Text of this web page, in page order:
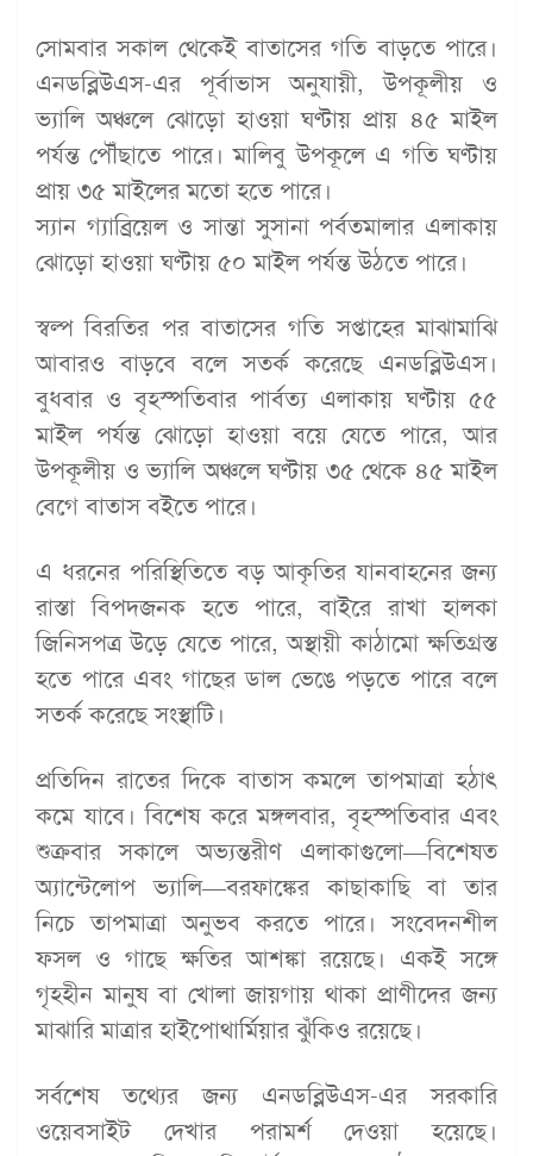
সোমবার সকাল থেকেই বাতাসের গতি বাড়তে পারে।
এনডব্লিউএস-এর পূর্বাভাস অনুযায়ী, উপকূলীয় ও
ভ্যালি অঞ্চলে ঝোড়ো হাওয়া ঘণ্টায় প্রায় ৪৫ মাইল
পর্যন্ত পৌঁছাতে পারে। মালিবু উপকূলে এ গতি ঘণ্টায়
প্রায় ৩৫ মাইলের মতো হতে পারে।
স্যান গ্যাব্রিয়েল ও সান্তা সুসানা পর্বতমালার এলাকায়
ঝোড়ো হাওয়া ঘণ্টায় ৫০ মাইল পর্যন্ত উঠতে পারে।
স্বল্প বিরতির পর বাতাসের গতি সপ্তাহের মাঝামাঝি
আবারও বাড়বে বলে সতর্ক করেছে এনডব্লিউএস।
বুধবার ও বৃহস্পতিবার পার্বত্য এলাকায় ঘণ্টায় ৫৫
মাইল পর্যন্ত ঝোড়ো হাওয়া বয়ে যেতে পারে, আর
উপকূলীয় ও ভ্যালি অঞ্চলে ঘণ্টায় ৩৫ থেকে ৪৫ মাইল
বেগে বাতাস বইতে পারে।
এ ধরনের পরিস্থিতিতে বড় আকৃতির যানবাহনের জন্য
রাস্তা বিপদজনক হতে পারে, বাইরে রাখা হালকা
জিনিসপত্র উড়ে যেতে পারে, অস্থায়ী কাঠামো ক্ষতিগ্রস্ত
হতে পারে এবং গাছের ডাল ভেঙে পড়তে পারে বলে
সতর্ক করেছে সংস্থাটি।
প্রতিদিন রাতের দিকে বাতাস কমলে তাপমাত্রা হঠাৎ
কমে যাবে। বিশেষ করে মঙ্গলবার, বৃহস্পতিবার এবং
শুক্রবার সকালে অভ্যন্তরীণ এলাকাগুলো—বিশেষত
অ্যান্টেলোপ ভ্যালি—বরফাঙ্কের কাছাকাছি বা তার
নিচে তাপমাত্রা অনুভব করতে পারে। সংবেদনশীল
ফসল ও গাছে ক্ষতির আশঙ্কা রয়েছে। একই সঙ্গে
গৃহহীন মানুষ বা খোলা জায়গায় থাকা প্রাণীদের জন্য
মাঝারি মাত্রার হাইপোথার্মিয়ার ঝুঁকিও রয়েছে।
সর্বশেষ তথ্যের জন্য এনডব্লিউএস-এর সরকারি
ওয়েবসাইট দেখার পরামর্শ দেওয়া হয়েছে।